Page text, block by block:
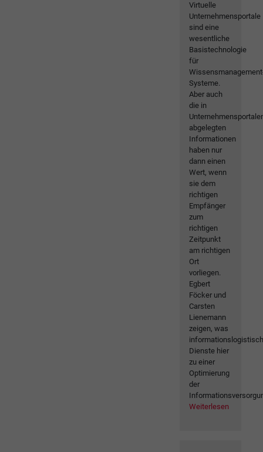
Virtuelle
Unternehmensportale
sind eine
wesentliche
Basistechnologie
für
Systeme.
Aber auch
die in
abgelegten
Informationen
haben nur
dann einen
Wert, wenn
sie dem
richtigen
Empfänger
zum
richtigen
Zeitpunkt
am richtigen
Ort
vorliegen.
Egbert
Föcker und
Carsten
Lienemann
zeigen, was
Dienste hier
zu einer
Optimierung
der
Weiterlesen